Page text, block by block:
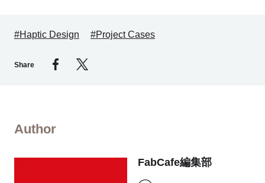
#Haptic Design #Project Cases
Share
Author
FabCafe編集部